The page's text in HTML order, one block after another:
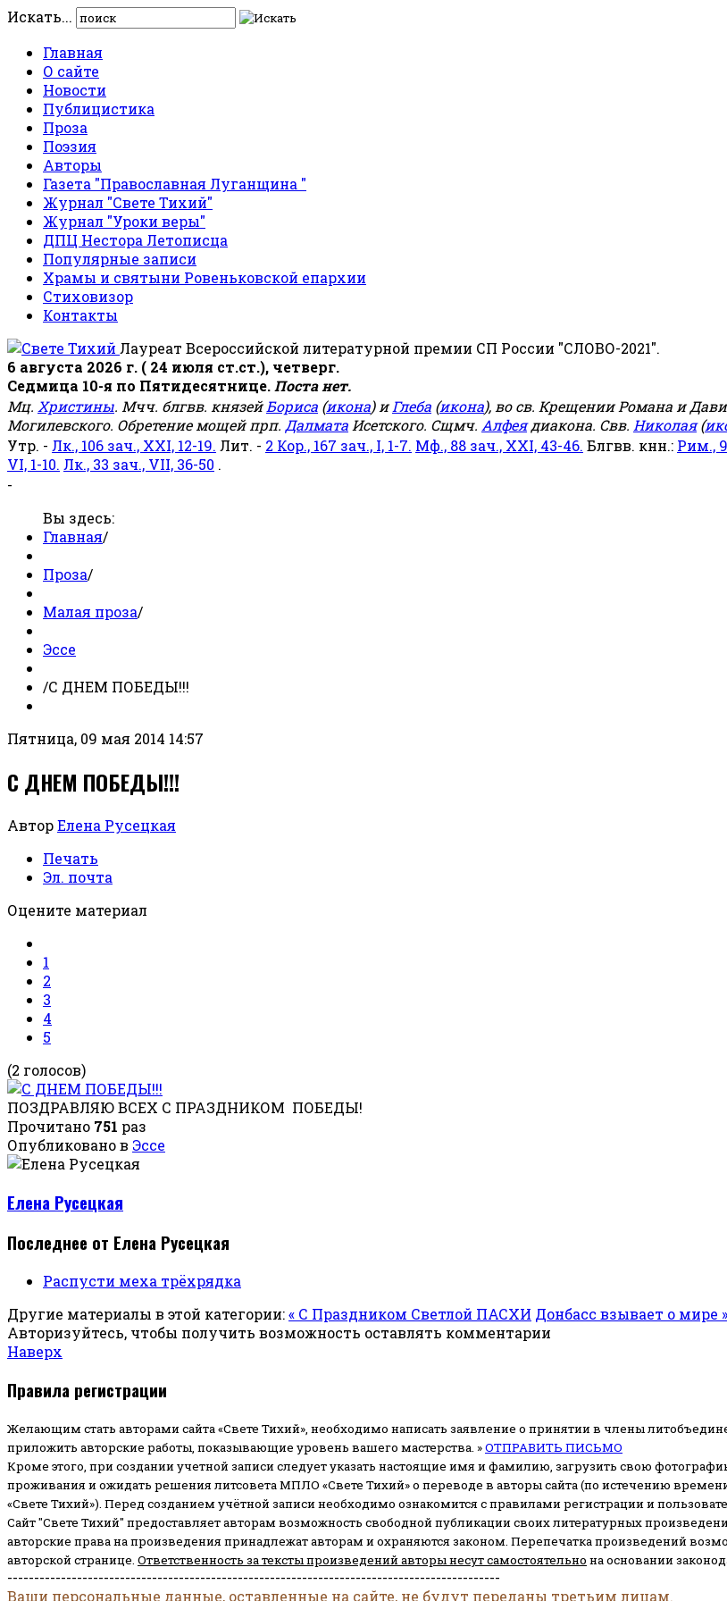
Искать...
Главная
О сайте
Новости
Публицистика
Проза
Поэзия
Авторы
Газета "Православная Луганщина "
Журнал "Свете Тихий"
Журнал "Уроки веры"
ДПЦ Нестора Летописца
Популярные записи
Храмы и святыни Ровеньковской епархии
Стиховизор
Контакты
Лауреат Всероссийской литературной премии СП России "СЛОВО-2021".
6 августа 2026 г. ( 24 июля ст.ст.), четверг.
Седмица 10-я по Пятидесятнице. Поста нет.
Мц. Христины. Мчч. блгвв. князейБориса (икона) иГлеба (икона), во св. Крещении Романа и
Могилевского. Обретение мощей прп. Далмата Исетского. Сщмч. Алфеядиакона. Свв. Николая(
Утр. - Лк., 106 зач., XXI, 12-19. Лит. - 2 Кор., 167 зач., I, 1-7. Мф., 88 зач., XXI, 43-46. Блгвв. кнн.: Рим.,
VI, 1-10. Лк., 33 зач., VII, 36-50 .
-
Вы здесь:
Главная/
Проза/
Малая проза/
Эссе
/С ДНЕМ ПОБЕДЫ!!!
Пятница, 09 мая 2014 14:57
С ДНЕМ ПОБЕДЫ!!!
АвторЕлена Русецкая
Печать
Эл. почта
Оцените материал
1
2
3
4
5
(2 голосов)
ПОЗДРАВЛЯЮ ВСЕХ С ПРАЗДНИКОМ ПОБЕДЫ!
Прочитано 751 раз
Опубликовано в Эссе
Елена Русецкая
Последнее от Елена Русецкая
Распусти меха трёхрядка
Другие материалы в этой категории:« С Праздником Светлой ПАСХИ Донбасс взывает о мире »
Авторизуйтесь, чтобы получить возможность оставлять комментарии
Наверх
Правила регистрации
Желающим стать авторами сайта «Свете Тихий», необходимо написать заявление о принятии в члены
приложить авторские работы, показывающие уровень вашего мастерства. »ОТПРАВИТЬ ПИСЬМО
Кроме этого, при создании учетной записи следует указать настоящие имя и фамилию, загрузить свою
проживания и ожидать решения литсовета МПЛО «Свете Тихий» о переводе в авторы сайта (по истечению
«Свете Тихий»). Перед созданием учётной записи необходимо ознакомится с правилами регистрации и
Сайт "Свете Тихий" предоставляет авторам возможность свободной публикации своих литературных
авторские права на произведения принадлежат авторам и охраняются законом. Перепечатка произведений
авторской странице. Ответственность за тексты произведений авторы несут самостоятельно на основании
--------------------------------------------------------------------------------------------
Ваши персональные данные, оставленные на сайте, не будут переданы третьим лицам.